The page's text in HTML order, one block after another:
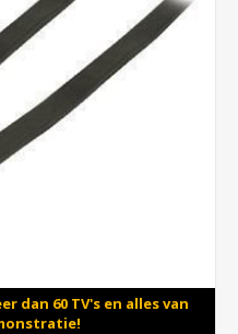
dan 60 TV's en alles van